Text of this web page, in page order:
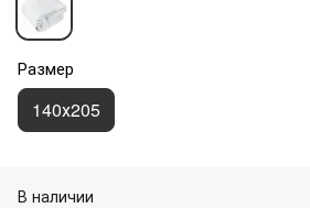
Размер
140х205
В наличии